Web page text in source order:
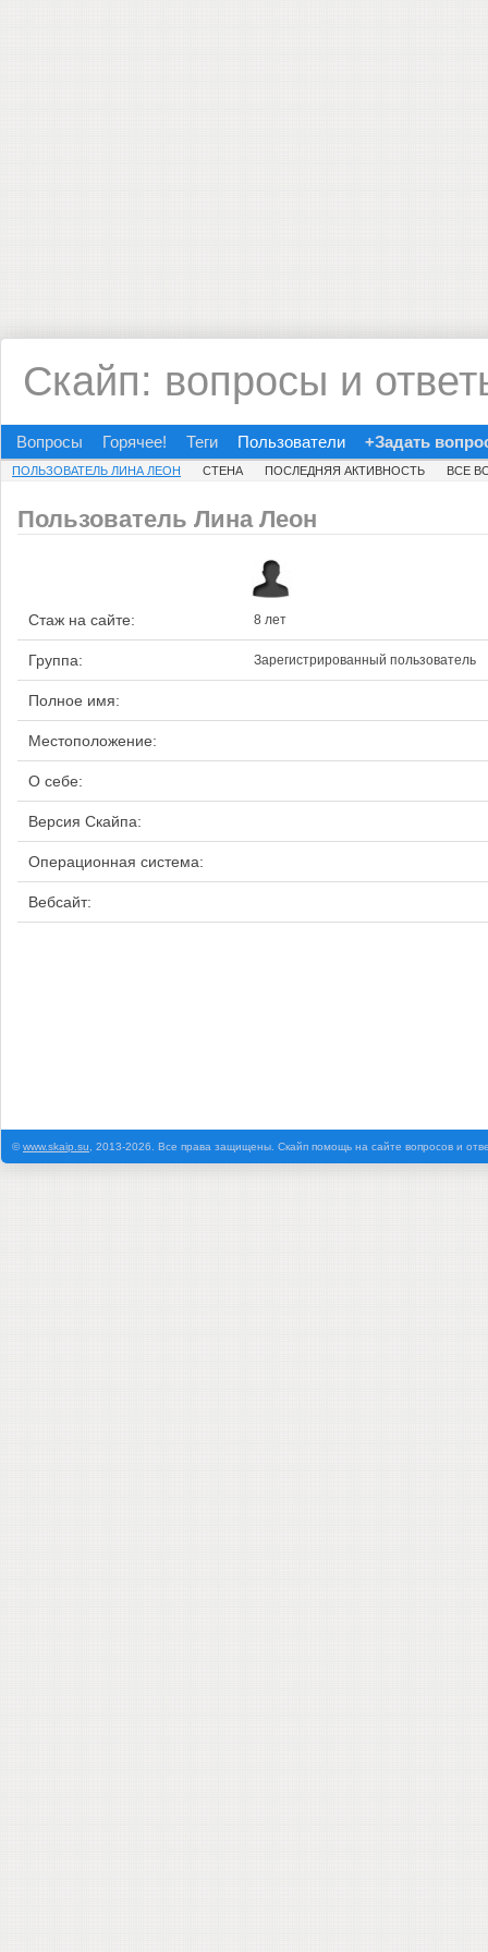
Скайп: вопросы и
Вопросы Горячее! Теги Пользователи +Задать
ПОЛЬЗОВАТЕЛЬ ЛИНА ЛЕОН СТЕНА ПОСЛЕДНЯЯ АКТИВНОСТЬ ВСЕ
Пользователь Лина Леон
Стаж на сайте: 8 лет
Группа: Зарегистрированный пользователь
Полное имя:
Местоположение:
О себе:
Версия Скайпа:
Операционная система:
Вебсайт:
©www.skaip.su , 2013-2026. Все права защищены. Скайп помощь на сайте вопросов и